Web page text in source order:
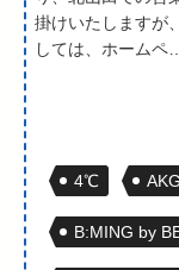
掛けいたしますが
しては、ホームペ…
4℃ AKG
B:MING by